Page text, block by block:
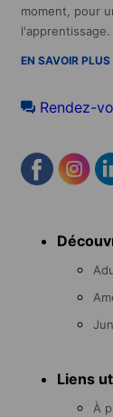
moment, pour
l'apprentissage.
EN SAVOIR PLUS
Rendez-
menu
Liens
À